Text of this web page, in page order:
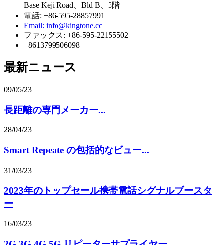
Base Keji Road、Bld B、3階
電話: +86-595-28857991
Email: info@kingtone.cc
ファックス: +86-595-22155502
+8613799506098
最新ニュース
09/05/23
長距離の専門メーカー...
28/04/23
Smart Repeate の包括的なビュー...
31/03/23
2023年のトップセール携帯電話シグナルブースタ
ー
16/03/23